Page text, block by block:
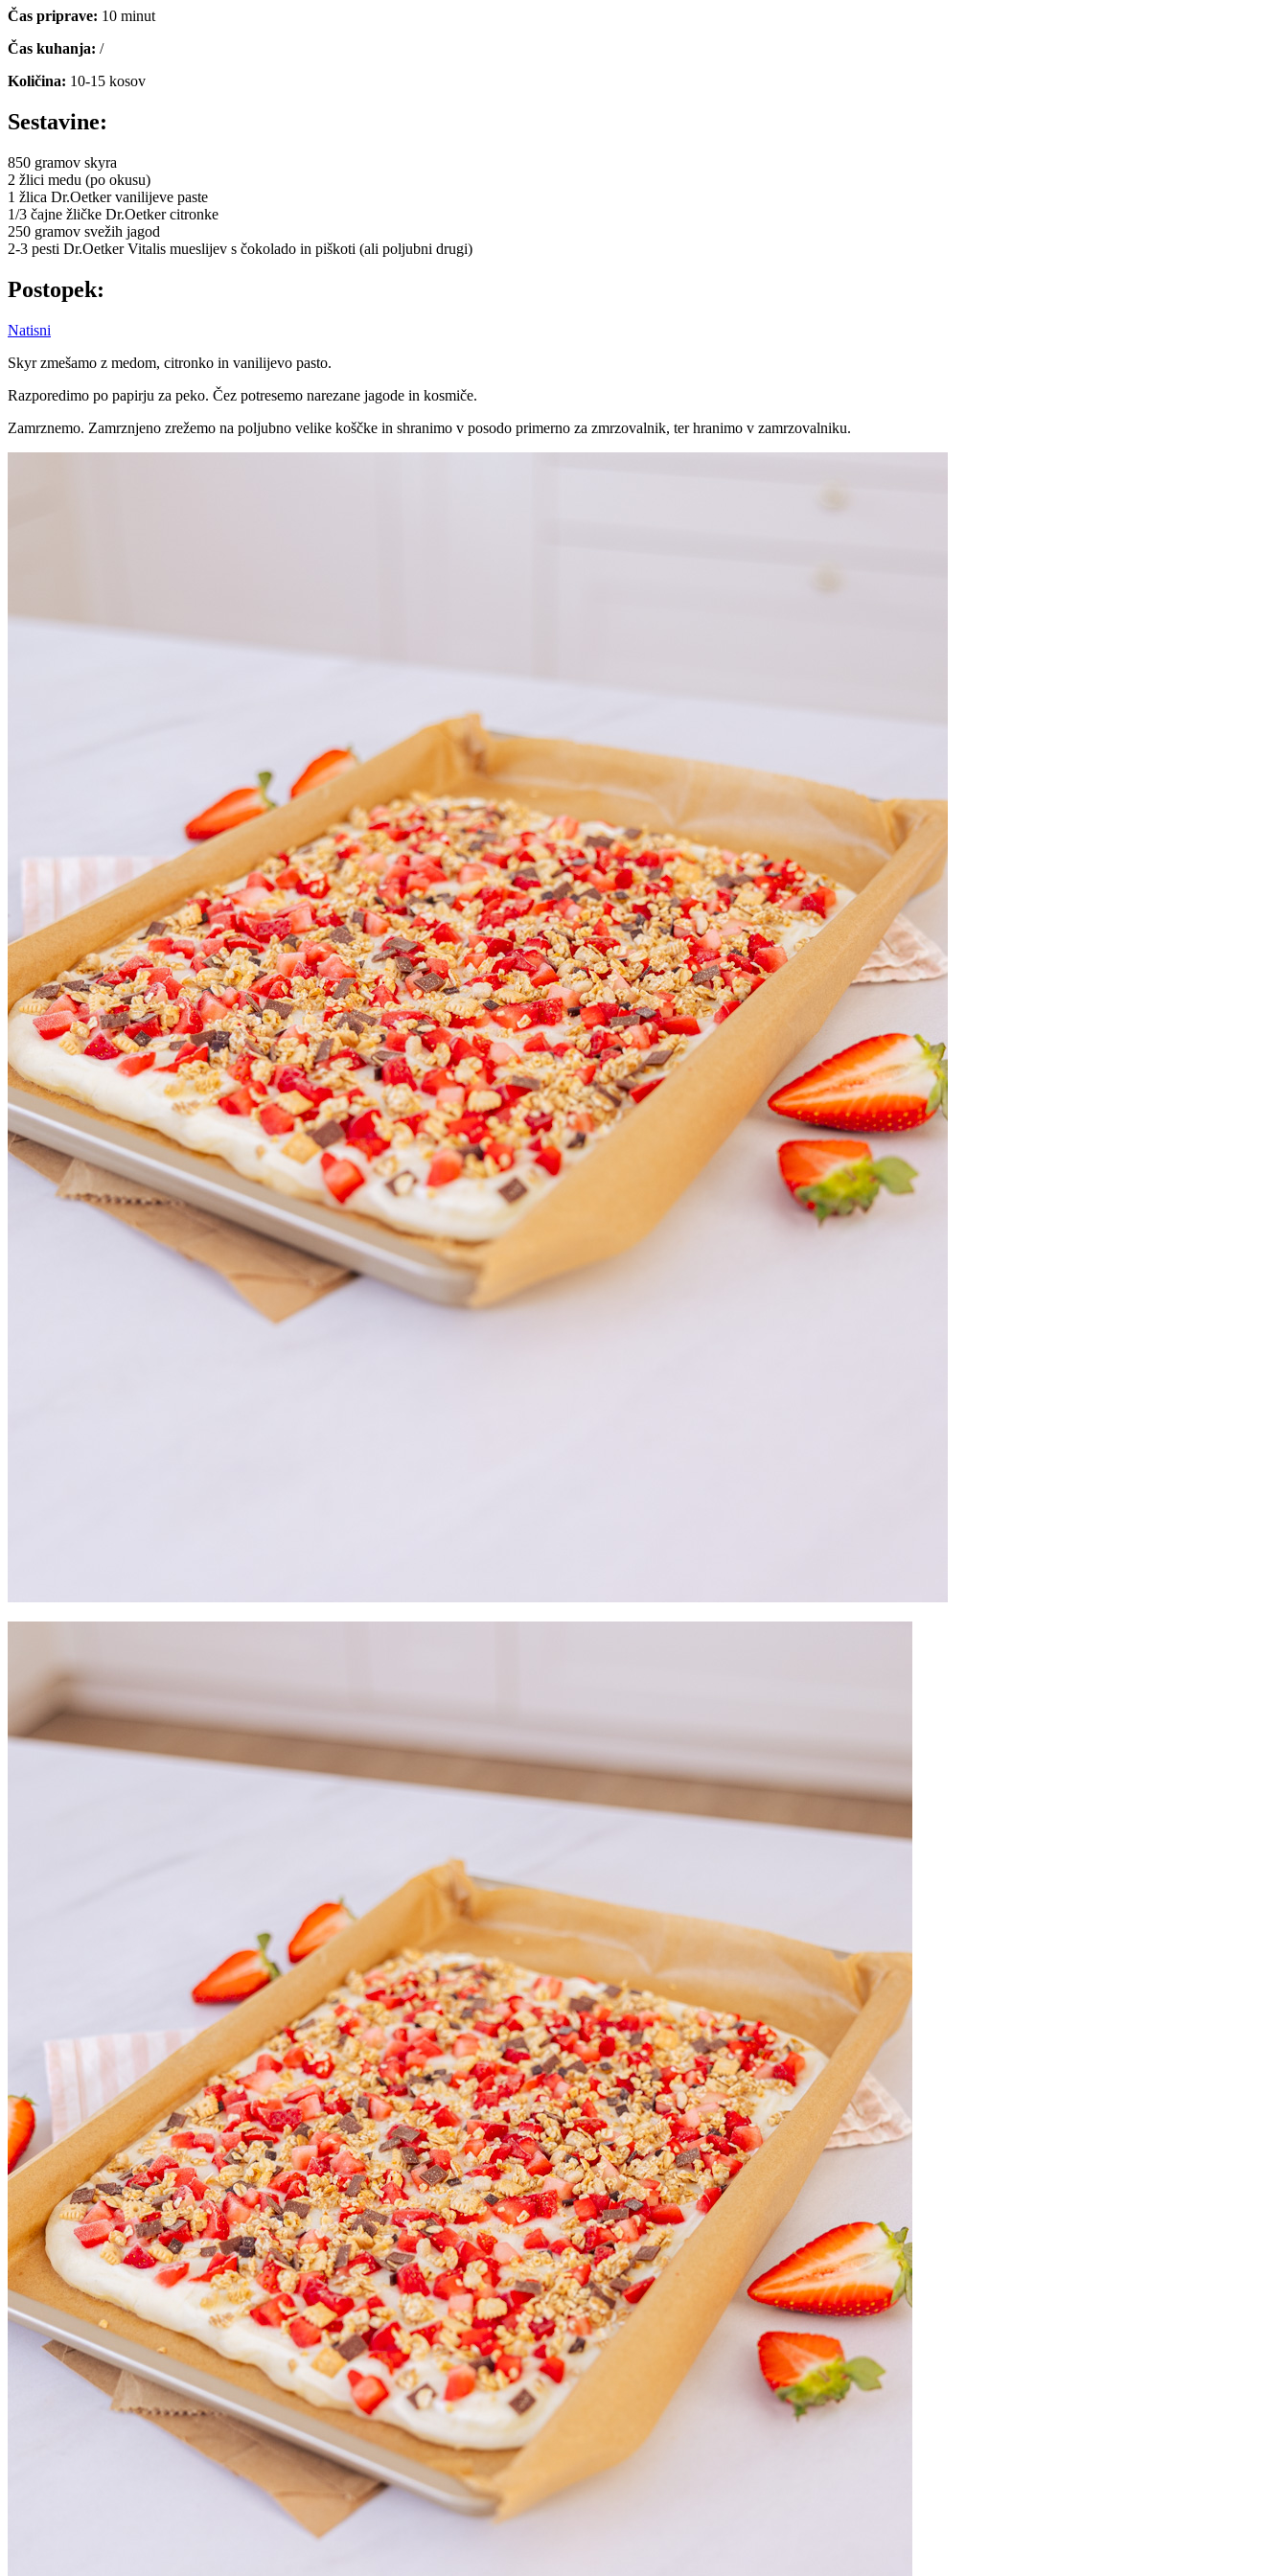
Čas priprave: 10 minut
Čas kuhanja: /
Količina: 10-15 kosov
Sestavine:
850 gramov skyra
2 žlici medu (po okusu)
1 žlica Dr.Oetker vanilijeve paste
1/3 čajne žličke Dr.Oetker citronke
250 gramov svežih jagod
2-3 pesti Dr.Oetker Vitalis mueslijev s čokolado in piškoti (ali poljubni drugi)
Postopek:
Natisni
Skyr zmešamo z medom, citronko in vanilijevo pasto.
Razporedimo po papirju za peko. Čez potresemo narezane jagode in kosmiče.
Zamrznemo. Zamrznjeno zrežemo na poljubno velike koščke in shranimo v posodo primerno za zmrzovalnik, ter hranimo v zamrzovalniku.